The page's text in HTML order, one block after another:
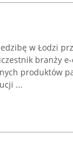
w Łodzi
branży
produktów
...